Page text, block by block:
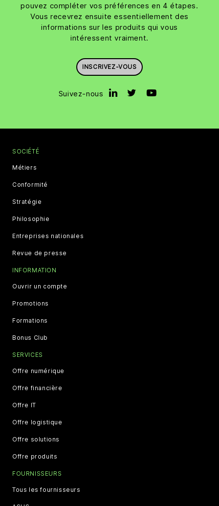
pouvez compléter vos préférences en 4 étapes.
Vous recevrez ensuite essentiellement des
informations sur les produits qui vous
intéressent vraiment.
INSCRIVEZ-VOUS
Suivez-nous
SOCIÉTÉ
Métiers
Conformité
Stratégie
Philosophie
Entreprises nationales
Revue de presse
INFORMATION
Ouvrir un compte
Promotions
Formations
Bonus Club
SERVICES
Offre numérique
Offre financière
Offre IT
Offre logistique
Offre solutions
Offre produits
FOURNISSEURS
Tous les fournisseurs